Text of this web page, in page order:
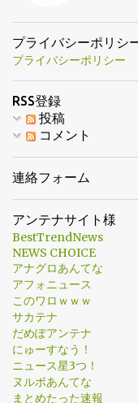
間を見られて本当によ
が必要だ。こんな金で
だ。 ・休養なし。伝説
前がこ...
黄金像を建てることを
部サイト） ・今後100
ない。 ・世界最高の投
・ブルージェイズ対ヤ
を経ても、ドジャース
強さ。文句なしだ。 ・
だ。 ・大谷のレガシー
余地なし。 ・7戦中3勝
フトボール大会で投げ
納得だ。彼がいなかっ
なんて言葉じゃ足りな
戦と7戦を連続で勝つな
に猛者だ。 ・この2試
・伝説。 ・ロハスも同
プライバシーポリシ
プライバシーポリシー
RSS登録
投稿
コメント
連絡フォーム
アンテナサイト様
BestTrendNews
NEWS CHOICE
アナグロあんてな
アフォニュース
このワロｗｗｗ
サカテナ
だめぽアンテナ
にゅーすなう！
ニュース星3つ！
ヌルポあんてな
まとめたった速報